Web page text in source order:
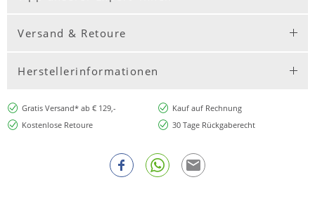
Versand & Retoure
Herstellerinformationen
Gratis Versand* ab € 129,-
Kauf auf Rechnung
Kostenlose Retoure
30 Tage Rückgaberecht